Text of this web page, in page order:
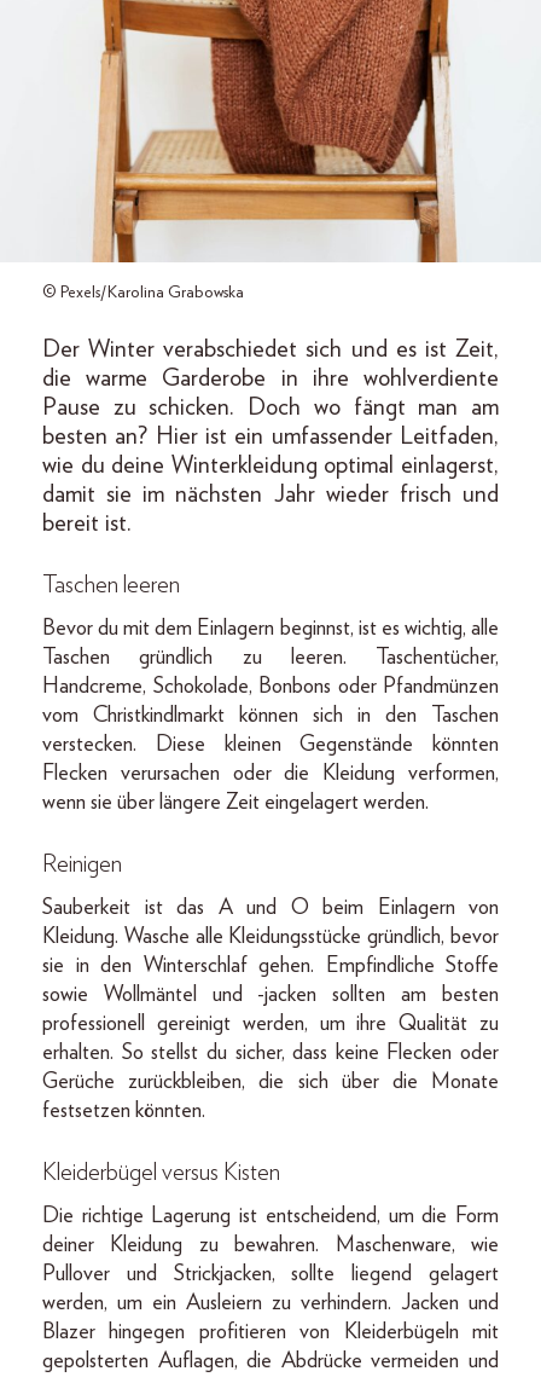
© Pexels/Karolina Grabowska
Der Winter verabschiedet sich und es ist Zeit,
die warme Garderobe in ihre wohlverdiente
Pause zu schicken. Doch wo fängt man am
besten an? Hier ist ein umfassender Leitfaden,
wie du deine Winterkleidung optimal einlagerst,
damit sie im nächsten Jahr wieder frisch und
bereit ist.
Taschen leeren
Bevor du mit dem Einlagern beginnst, ist es wichtig, alle
Taschen gründlich zu leeren. Taschentücher,
Handcreme, Schokolade, Bonbons oder Pfandmünzen
vom Christkindlmarkt können sich in den Taschen
verstecken. Diese kleinen Gegenstände könnten
Flecken verursachen oder die Kleidung verformen,
wenn sie über längere Zeit eingelagert werden.
Reinigen
Sauberkeit ist das A und O beim Einlagern von
Kleidung. Wasche alle Kleidungsstücke gründlich, bevor
sie in den Winterschlaf gehen. Empfindliche Stoffe
sowie Wollmäntel und -jacken sollten am besten
professionell gereinigt werden, um ihre Qualität zu
erhalten. So stellst du sicher, dass keine Flecken oder
Gerüche zurückbleiben, die sich über die Monate
festsetzen könnten.
Kleiderbügel versus Kisten
Die richtige Lagerung ist entscheidend, um die Form
deiner Kleidung zu bewahren. Maschenware, wie
Pullover und Strickjacken, sollte liegend gelagert
werden, um ein Ausleiern zu verhindern. Jacken und
Blazer hingegen profitieren von Kleiderbügeln mit
gepolsterten Auflagen, die Abdrücke vermeiden und